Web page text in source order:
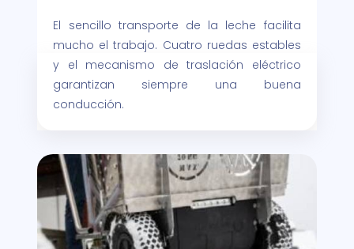
El sencillo transporte de la leche facilita
mucho el trabajo. Cuatro ruedas estables
y el mecanismo de traslación eléctrico
garantizan siempre una buena
conducción.